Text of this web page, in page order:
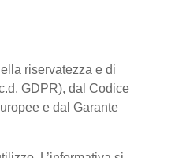
riservatezza e di
GDPR), dal Codice
e dal Garante